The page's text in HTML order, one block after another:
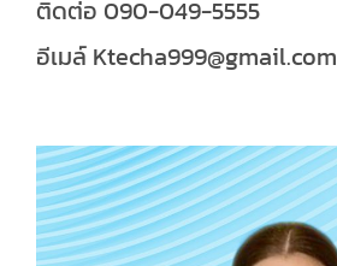
ติดต่อ 090-049-5555
อีเมล์ Ktecha999@gmail.com